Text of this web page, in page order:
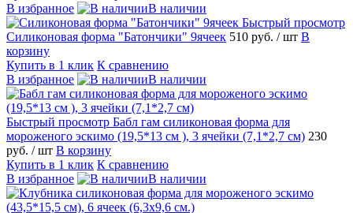
В избранное
В наличии
Быстрый просмотр
Силиконовая форма "Батончики" 9ячеек 510 руб. / шт В
корзину
Купить в 1 клик К сравнению
В избранное
В наличии
Быстрый просмотр Бабл гам силиконовая форма для
мороженого эскимо (19,5*13 см ), 3 ячейки (7,1*2,7 см) 230
руб. / шт В корзину
Купить в 1 клик К сравнению
В избранное
В наличии